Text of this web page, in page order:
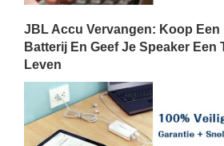
JBL Accu Vervangen: Koop Een
Batterij En Geef Je Speaker Een
Leven